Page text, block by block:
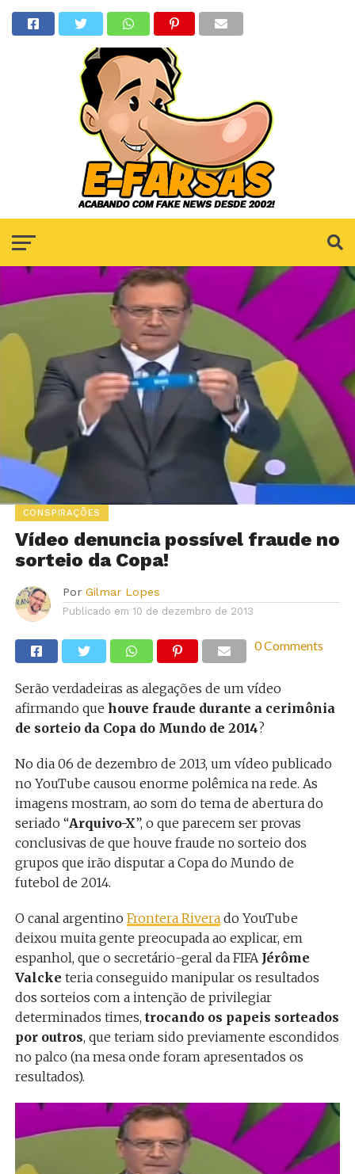
CONSPIRAÇÕES
Vídeo denuncia possível fraude no
sorteio da Copa!
Por Gilmar Lopes
Publicado em 10 de dezembro de 2013
0 Comments
Serão verdadeiras as alegações de um vídeo
afirmando que houve fraude durante a cerimônia
de sorteio da Copa do Mundo de 2014?
No dia 06 de dezembro de 2013, um vídeo publicado
no YouTube causou enorme polêmica na rede. As
imagens mostram, ao som do tema de abertura do
seriado “Arquivo-X”, o que parecem ser provas
conclusivas de que houve fraude no sorteio dos
grupos que irão disputar a Copa do Mundo de
futebol de 2014.
O canal argentino Frontera Riverado YouTube
deixou muita gente preocupada ao explicar, em
espanhol, que o secretário-geral da FIFA Jérôme
Valcke teria conseguido manipular os resultados
dos sorteios com a intenção de privilegiar
determinados times, trocando os papeis sorteados
por outros, que teriam sido previamente escondidos
no palco (na mesa onde foram apresentados os
resultados).